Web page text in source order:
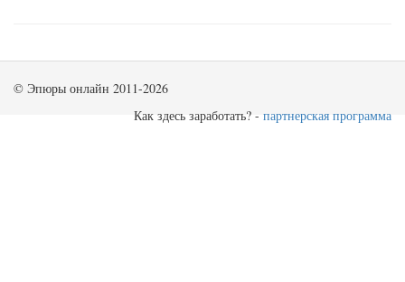
© Эпюры онлайн 2011-2026
Как здесь заработать? - партнерская программа